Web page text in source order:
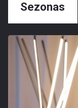
Sezonas